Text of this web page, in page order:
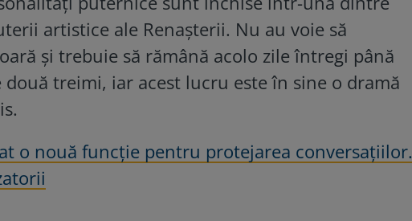
artistice ale Renaşterii. Nu au voie să
şi trebuie să rămână acolo zile întregi până
treimi, iar acest lucru este în sine o dramă
o nouă funcție pentru protejarea conversațiilor.